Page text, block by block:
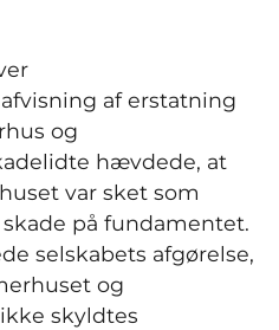
af erstatning
og
hævdede, at
var sket som
på fundamentet.
selskabets afgørelse,
og
skyldtes